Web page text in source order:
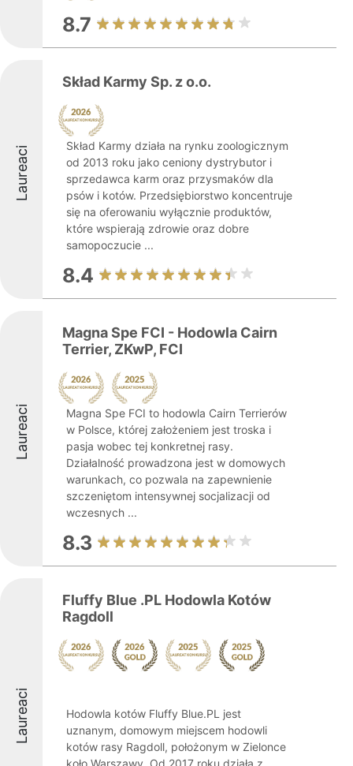
8.7
Laureaci
Skład Karmy Sp. z o.o.
Skład Karmy działa na rynku zoologicznym
od 2013 roku jako ceniony dystrybutor i
sprzedawca karm oraz przysmaków dla
psów i kotów. Przedsiębiorstwo koncentruje
się na oferowaniu wyłącznie produktów,
które wspierają zdrowie oraz dobre
samopoczucie ...
8.4
Laureaci
Magna Spe FCI - Hodowla Cairn
Terrier, ZKwP, FCI
Magna Spe FCI to hodowla Cairn Terrierów
w Polsce, której założeniem jest troska i
pasja wobec tej konkretnej rasy.
Działalność prowadzona jest w domowych
warunkach, co pozwala na zapewnienie
szczeniętom intensywnej socjalizacji od
wczesnych ...
8.3
Laureaci
Fluffy Blue .PL Hodowla Kotów
Ragdoll
Hodowla kotów Fluffy Blue.PL jest
uznanym, domowym miejscem hodowli
kotów rasy Ragdoll, położonym w Zielonce
koło Warszawy. Od 2017 roku działa z